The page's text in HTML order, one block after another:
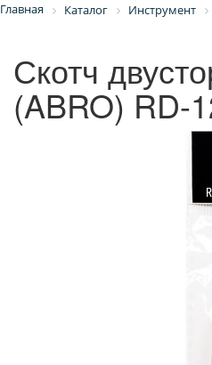
Главная Каталог Инструмент
Скотч
(ABRO) RD-